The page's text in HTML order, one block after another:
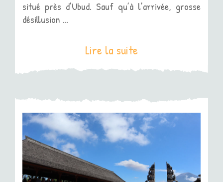
situé près d’Ubud. Sauf qu’à l’arrivée, grosse
désillusion …
Lire la suite